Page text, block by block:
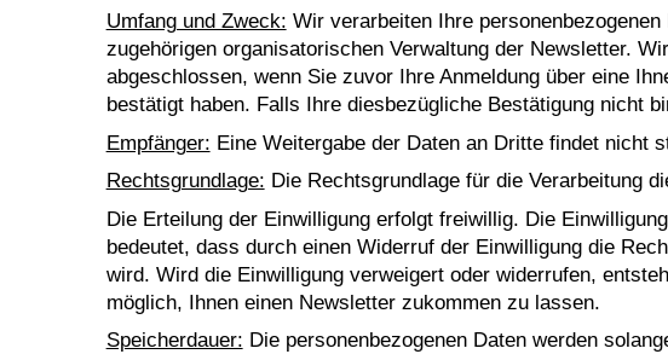
Umfang und Zweck: Wir verarbeiten Ihre
zugehörigen organisatorischen Verwaltung der Newsletter.
abgeschlossen, wenn Sie zuvor Ihre Anmeldung über eine
bestätigt haben. Falls Ihre diesbezügliche Bestätigung nicht
Empfänger: Eine Weitergabe der Daten an Dritte findet nicht
Rechtsgrundlage: Die Rechtsgrundlage für die Verarbeitung
Die Erteilung der Einwilligung erfolgt freiwillig. Die
bedeutet, dass durch einen Widerruf der Einwilligung die
wird. Wird die Einwilligung verweigert oder widerrufen,
möglich, Ihnen einen Newsletter zukommen zu lassen.
Speicherdauer: Die personenbezogenen Daten werden